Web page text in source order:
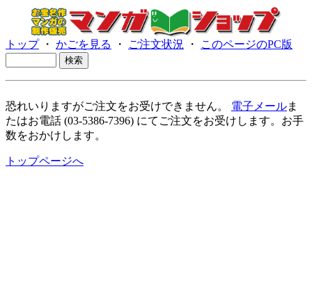
トップ・ かごを見る ・ ご注文状況 ・ このページのPC版
恐れいりますがご注文をお受けできません。 電子メールま
たはお電話 (03-5386-7396) にてご注文をお受けします。お手
数をおかけします。
トップページへ